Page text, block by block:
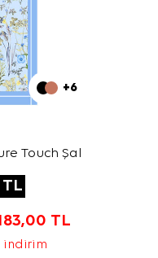
+6
Touch Şal
TL
TL
indirim